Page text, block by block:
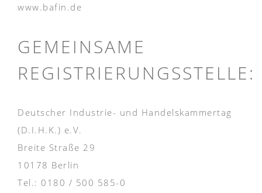
www.bafin.de
GEMEINSAME
REGISTRIERUNGSSTELLE:
Deutscher Industrie- und Handelskammertag
(D.I.H.K.) e.V.
Breite Straße 29
10178 Berlin
Tel.: 0180 / 500 585-0